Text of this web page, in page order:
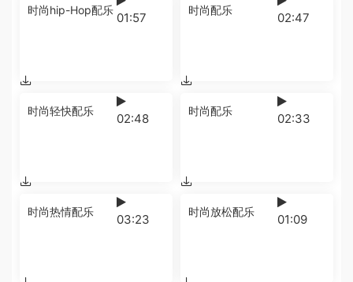
时尚hip-Hop配乐
01:57
时尚配乐
02:47
时尚轻快配乐
02:48
时尚配乐
02:33
时尚热情配乐
03:23
时尚放松配乐
01:09